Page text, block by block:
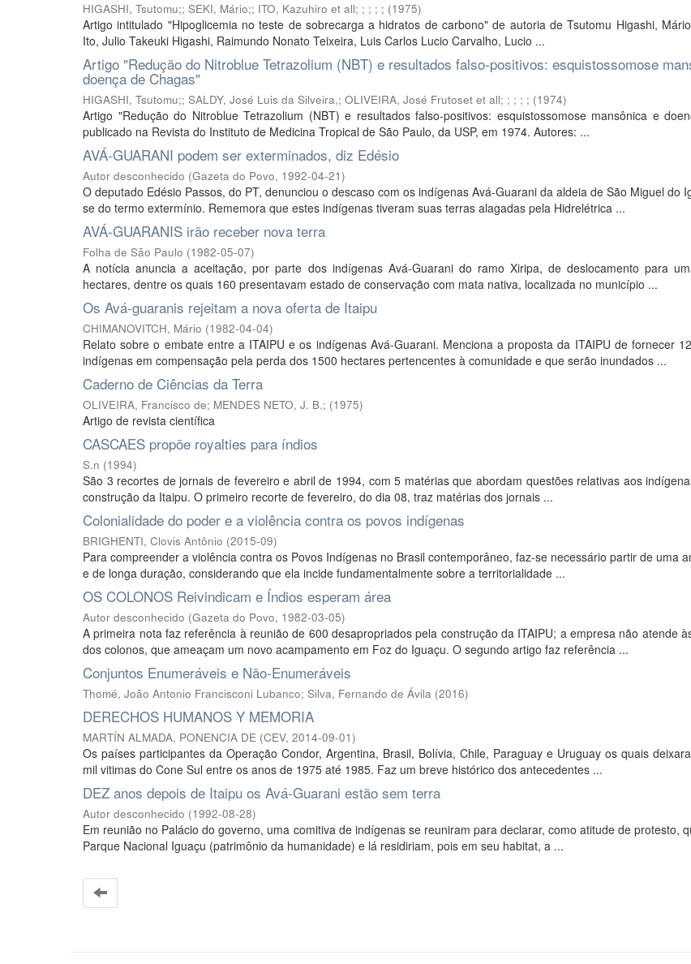
HIGASHI, Tsutomu;; SEKI, Mário;; ITO, Kazuhiro et all; ; ; ; ; (1975)
Artigo intitulado "Hipoglicemia no teste de sobrecarga a hidratos de carbono" de autoria de Tsutomu Higashi,
Ito, Julio Takeuki Higashi, Raimundo Nonato Teixeira, Luis Carlos Lucio Carvalho, Lucio ...
Artigo "Redução do Nitroblue Tetrazolium (NBT) e resultados falso-positivos: esquistossomose
doença de Chagas"
HIGASHI, Tsutomu;; SALDY, José Luis da Silveira,; OLIVEIRA, José Frutoset et all; ; ; ; ; (1974)
Artigo "Redução do Nitroblue Tetrazolium (NBT) e resultados falso-positivos: esquistossomose mansônica e
publicado na Revista do Instituto de Medicina Tropical de São Paulo, da USP, em 1974. Autores: ...
AVÁ-GUARANI podem ser exterminados, diz Edésio
Autor desconhecido (Gazeta do Povo, 1992-04-21)
O deputado Edésio Passos, do PT, denunciou o descaso com os indígenas Avá-Guarani da aldeia de São Miguel do
se do termo extermínio. Rememora que estes indígenas tiveram suas terras alagadas pela Hidrelétrica ...
AVÁ-GUARANIS irão receber nova terra
Folha de São Paulo (1982-05-07)
A notícia anuncia a aceitação, por parte dos indígenas Avá-Guarani do ramo Xiripa, de deslocamento para
hectares, dentre os quais 160 presentavam estado de conservação com mata nativa, localizada no município ...
Os Avá-guaranis rejeitam a nova oferta de Itaipu
CHIMANOVITCH, Mário (1982-04-04)
Relato sobre o embate entre a ITAIPU e os indígenas Avá-Guarani. Menciona a proposta da ITAIPU de fornecer
indígenas em compensação pela perda dos 1500 hectares pertencentes à comunidade e que serão inundados ...
Caderno de Ciências da Terra
OLIVEIRA, Francisco de; MENDES NETO, J. B.; (1975)
Artigo de revista científica
CASCAES propõe royalties para índios
S.n (1994)
São 3 recortes de jornais de fevereiro e abril de 1994, com 5 matérias que abordam questões relativas aos
construção da Itaipu. O primeiro recorte de fevereiro, do dia 08, traz matérias dos jornais ...
Colonialidade do poder e a violência contra os povos indígenas
BRIGHENTI, Clovis Antônio (2015-09)
Para compreender a violência contra os Povos Indígenas no Brasil contemporâneo, faz-se necessário partir de uma
e de longa duração, considerando que ela incide fundamentalmente sobre a territorialidade ...
OS COLONOS Reivindicam e Índios esperam área
Autor desconhecido (Gazeta do Povo, 1982-03-05)
A primeira nota faz referência à reunião de 600 desapropriados pela construção da ITAIPU; a empresa não atende
dos colonos, que ameaçam um novo acampamento em Foz do Iguaçu. O segundo artigo faz referência ...
Conjuntos Enumeráveis e Não-Enumeráveis
Thomé, João Antonio Francisconi Lubanco; Silva, Fernando de Ávila (2016)
DERECHOS HUMANOS Y MEMORIA
MARTÍN ALMADA, PONENCIA DE (CEV, 2014-09-01)
Os países participantes da Operação Condor, Argentina, Brasil, Bolívia, Chile, Paraguay e Uruguay os quais
mil vitimas do Cone Sul entre os anos de 1975 até 1985. Faz um breve histórico dos antecedentes ...
DEZ anos depois de Itaipu os Avá-Guarani estão sem terra
Autor desconhecido (1992-08-28)
Em reunião no Palácio do governo, uma comitiva de indígenas se reuniram para declarar, como atitude de protesto,
Parque Nacional Iguaçu (patrimônio da humanidade) e lá residiriam, pois em seu habitat, a ...